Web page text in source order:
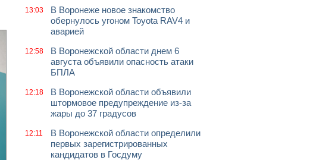
13:03
В Воронеже новое знакомство
обернулось угоном Toyota RAV4 и
аварией
12:58
В Воронежской области днем 6
августа объявили опасность атаки
БПЛА
12:18
В Воронежской области объявили
штормовое предупреждение из-за
жары до 37 градусов
12:11
В Воронежской области определили
первых зарегистрированных
кандидатов в Госдуму